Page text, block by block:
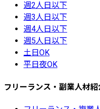
週2人日以下
週3人日以下
週4人日以下
週5人日以下
土日OK
平日夜OK
フリーランス・副業人材